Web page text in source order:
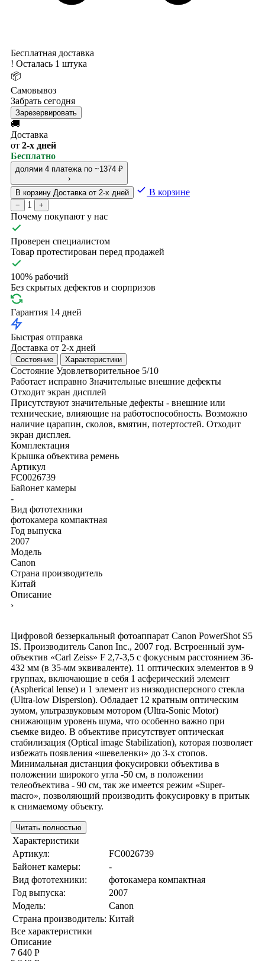
Бесплатная доставка
! Осталась 1 штука
📦
Самовывоз
Забрать сегодня
Зарезервировать
🚚
Доставка
от 2-х дней
Бесплатно
долями 4 платежа по ~1374 ₽
›
В корзину Доставка от 2-х дней В корзине
− 1 +
Почему покупают у нас
Проверен специалистом
Товар протестирован перед продажей
100% рабочий
Без скрытых дефектов и сюрпризов
Гарантия 14 дней
Быстрая отправка
Доставка от 2-х дней
Состояние Характеристики
Состояние Удовлетворительное 5/10
Работает исправно Значительные внешние дефекты
Отходит экран дисплей
Присутствуют значительные дефекты - внешние или
технические, влияющие на работоспособность. Возможно
наличие царапин, сколов, вмятин, потертостей. Отходит
экран дисплея.
Комплектация
Крышка объектива ремень
Артикул
FC0026739
Байонет камеры
-
Вид фототехники
фотокамера компактная
Год выпуска
2007
Модель
Canon
Страна производитель
Китай
Описание
›
Цифровой беззеркальный фотоаппарат Canon PowerShot S5
IS. Производитель Canon Inc., 2007 год. Встроенный зум-
объектив «Carl Zeiss» F 2,7-3,5 с фокусным расстоянием 36-
432 мм (в 35-мм эквиваленте). 11 оптических элементов в 9
группах, включающие в себя 1 асферический элемент
(Aspherical lense) и 1 элемент из низкодисперсного стекла
(Ultra-low Dispersion). Обладает 12 кратным оптическим
зумом, ультразвуковым мотором (Ultra-Sonic Motor)
снижающим уровень шума, что особенно важно при
съемке видео. В объективе присутствует оптическая
стабилизация (Optical image Stabilization), которая позволяет
избежать появления «шевеленки» до 3-х стопов.
Минимальная дистанция фокусировки объектива в
положении широкого угла -50 см, в положении
телеобъектива - 90 см, так же имеется режим «Super-
macro», позволяющий производить фокусировку в притык
к снимаемому объекту.
Читать полностью
Характеристики
Артикул:
FC0026739
Байонет камеры:
-
Вид фототехники:
фотокамера компактная
Год выпуска:
2007
Модель:
Canon
Страна производитель: Китай
Все характеристики
Описание
7 640 Р